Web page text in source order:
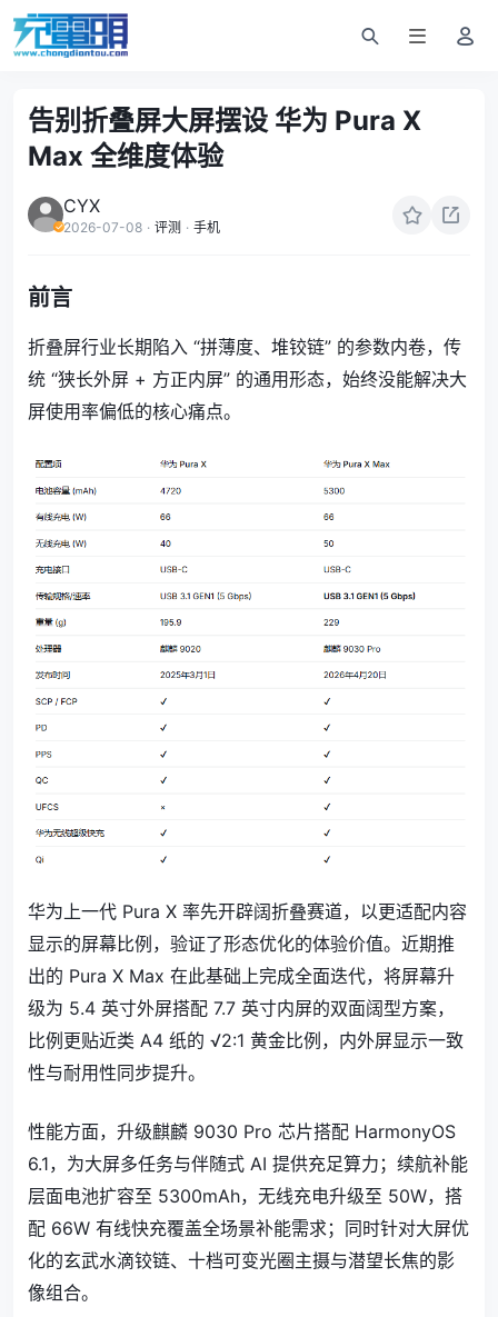
告别折叠屏大屏摆设 华为 Pura X
Max 全维度体验
CYX
2026-07-08 · 评测 · 手机
前言
折叠屏行业长期陷入 “拼薄度、堆铰链” 的参数内卷，传
统 “狭长外屏 + 方正内屏” 的通用形态，始终没能解决大
屏使用率偏低的核心痛点。
华为上一代 Pura X 率先开辟阔折叠赛道，以更适配内容
显示的屏幕比例，验证了形态优化的体验价值。近期推
出的 Pura X Max 在此基础上完成全面迭代，将屏幕升
级为 5.4 英寸外屏搭配 7.7 英寸内屏的双面阔型方案，
比例更贴近类 A4 纸的 √2:1 黄金比例，内外屏显示一致
性与耐用性同步提升。
性能方面，升级麒麟 9030 Pro 芯片搭配 HarmonyOS
6.1，为大屏多任务与伴随式 AI 提供充足算力；续航补能
层面电池扩容至 5300mAh，无线充电升级至 50W，搭
配 66W 有线快充覆盖全场景补能需求；同时针对大屏优
化的玄武水滴铰链、十档可变光圈主摄与潜望长焦的影
像组合。